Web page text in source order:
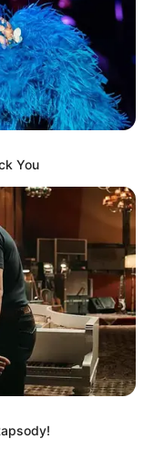
οι οδηγοί στην
Φωτιάς
φέτος
το σκηνικό που
You